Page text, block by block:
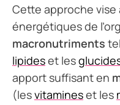
Cette approche vise
énergétiques de
macronutriments
lipideset les
apport suffisant en
(lesvitamineset les